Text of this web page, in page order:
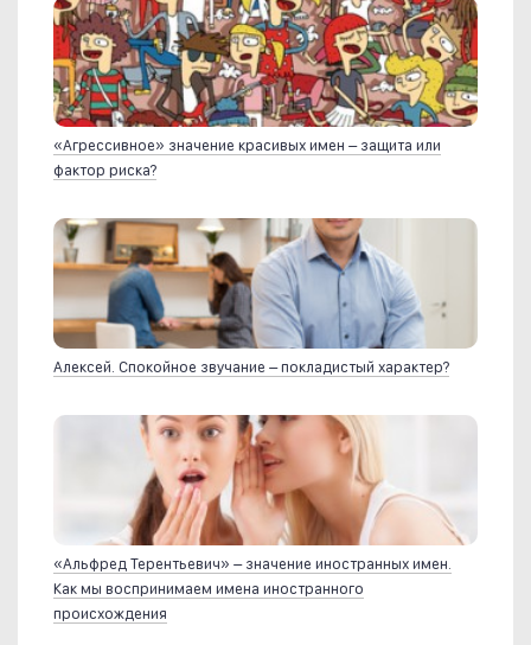
«Агрессивное» значение красивых имен – защита или
фактор риска?
Алексей. Спокойное звучание – покладистый характер?
«Альфред Терентьевич» – значение иностранных имен.
Как мы воспринимаем имена иностранного
происхождения